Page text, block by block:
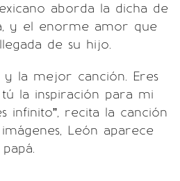
aborda la dicha de
y el enorme amor que
de su hijo.
y la mejor canción. Eres
la inspiración para mi
infinito”, recita la canción
León aparece